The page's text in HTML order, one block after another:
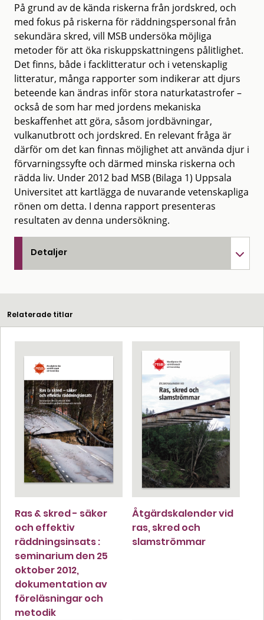
På grund av de kända riskerna från jordskred, och
med fokus på riskerna för räddningspersonal från
sekundära skred, vill MSB undersöka möjliga
metoder för att öka riskuppskattningens pålitlighet.
Det finns, både i facklitteratur och i vetenskaplig
litteratur, många rapporter som indikerar att djurs
beteende kan ändras inför stora naturkatastrofer –
också de som har med jordens mekaniska
beskaffenhet att göra, såsom jordbävningar,
vulkanutbrott och jordskred. En relevant fråga är
därför om det kan finnas möjlighet att använda djur i
förvarningssyfte och därmed minska riskerna och
rädda liv. Under 2012 bad MSB (Bilaga 1) Uppsala
Universitet att kartlägga de nuvarande vetenskapliga
rönen om detta. I denna rapport presenteras
resultaten av denna undersökning.
Detaljer
Relaterade titlar
Ras & skred - säker
och effektiv
räddningsinsats :
seminarium den 25
oktober 2012,
dokumentation av
föreläsningar och
metodik
Åtgärdskalender vid
ras, skred och
slamströmmar